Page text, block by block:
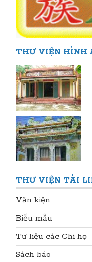
THƯ VIỆN HÌNH
THƯ VIỆN TÀI
Văn kiện
Biễu mẫu
Tư liệu các Chi họ
Sách báo